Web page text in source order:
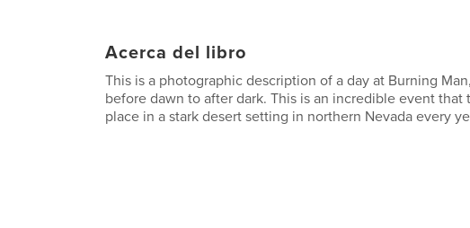
Acerca del libro
This is a photographic description of a day at Burning
before dawn to after dark. This is an incredible event that
place in a stark desert setting in northern Nevada every